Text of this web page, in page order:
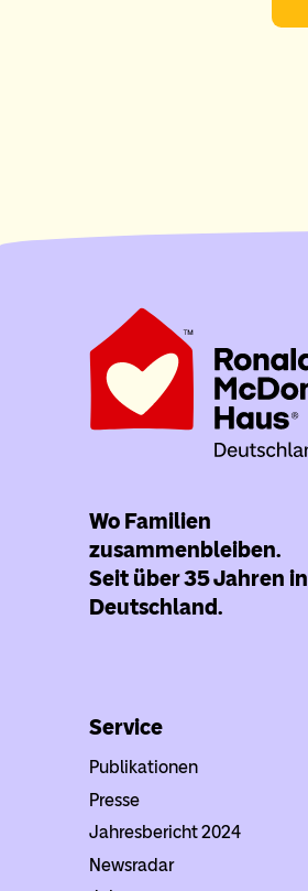
Wo Familien
zusammenbleiben.
Seit über 35 Jahren in
Deutschland.
Service
Publikationen
Presse
Jahresbericht 2024
Newsradar